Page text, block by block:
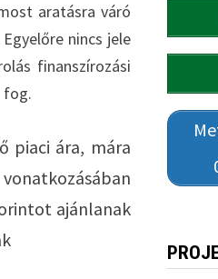
aratásra váró
nincs jele
finanszírozási
fog.
piaci ára, mára
ajánlanak